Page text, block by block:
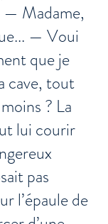
— Madame,
— Voui
que je
cave, tout
? La
lui courir
pas
l’épaule de